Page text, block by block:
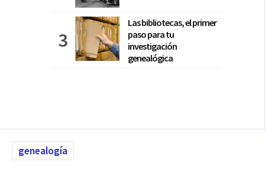
Las bibliotecas, el primer
paso para tu
investigación
genealógica
genealogía